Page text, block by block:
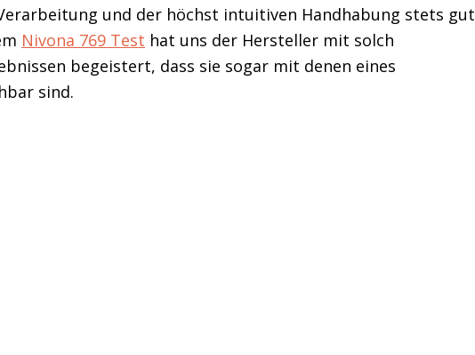
und der höchst intuitiven Handhabung stets gut
Nivona 769 Test hat uns der Hersteller mit solch
begeistert, dass sie sogar mit denen eines
sind.